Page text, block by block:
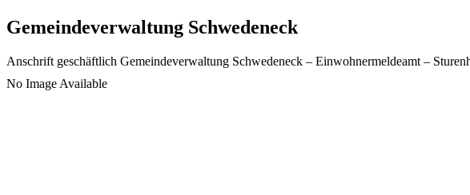
Gemeindeverwaltung Schwedeneck
Anschrift geschäftlich Gemeindeverwaltung Schwedeneck – Einwohnermeldeamt –
No Image Available